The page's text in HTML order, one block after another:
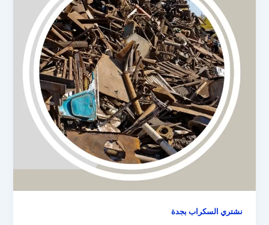
نشتري السكراب بجدة